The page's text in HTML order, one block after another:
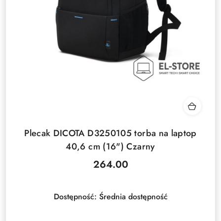
Plecak DICOTA D3250105 torba na laptop
40,6 cm (16") Czarny
Cena:
264.00
Dostępność: Średnia dostępność